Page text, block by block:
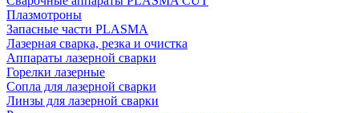
Плазмотроны
Запасные части PLASMA
Лазерная сварка, резка и очистка
Аппараты лазерной сварки
Горелки лазерные
Сопла для лазерной сварки
Линзы для лазерной сварки